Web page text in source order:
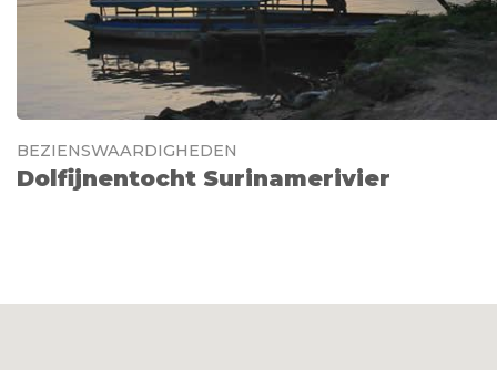
BEZIENSWAARDIGHEDEN
Dolfijnentocht Surinamerivier